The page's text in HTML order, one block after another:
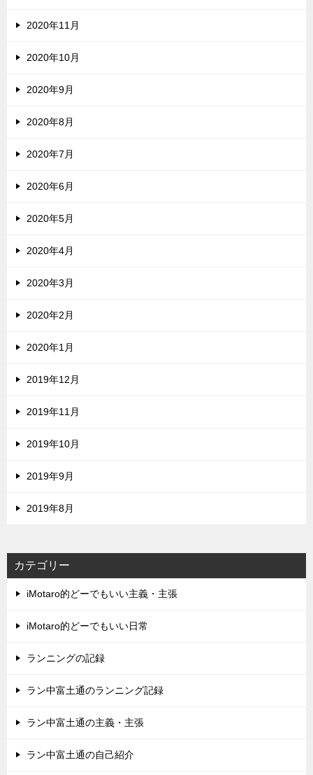
2020年11月
2020年10月
2020年9月
2020年8月
2020年7月
2020年6月
2020年5月
2020年4月
2020年3月
2020年2月
2020年1月
2019年12月
2019年11月
2019年10月
2019年9月
2019年8月
カテゴリー
iMotaro的どーでもいい主義・主張
iMotaro的どーでもいい日常
ランニングの記録
ラン中富土通のランニング記録
ラン中富土通の主義・主張
ラン中富土通の自己紹介